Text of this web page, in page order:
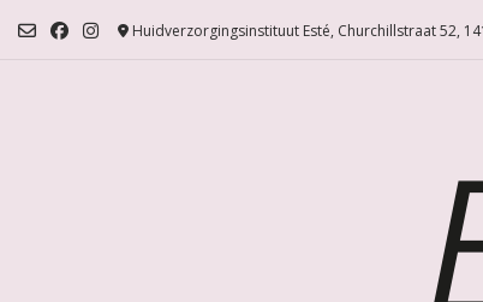
naar
Huidverzorgingsinstituut Esté, Churchillstraat 52,